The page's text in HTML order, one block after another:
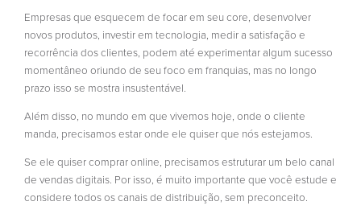
Empresas que esquecem de focar em seu core, desenvolver
novos produtos, investir em tecnologia, medir a satisfação e
recorrência dos clientes, podem até experimentar algum sucesso
momentâneo oriundo de seu foco em franquias, mas no longo
prazo isso se mostra insustentável.
Além disso, no mundo em que vivemos hoje, onde o cliente
manda, precisamos estar onde ele quiser que nós estejamos.
Se ele quiser comprar online, precisamos estruturar um belo canal
de vendas digitais. Por isso, é muito importante que você estude e
considere todos os canais de distribuição, sem preconceito.